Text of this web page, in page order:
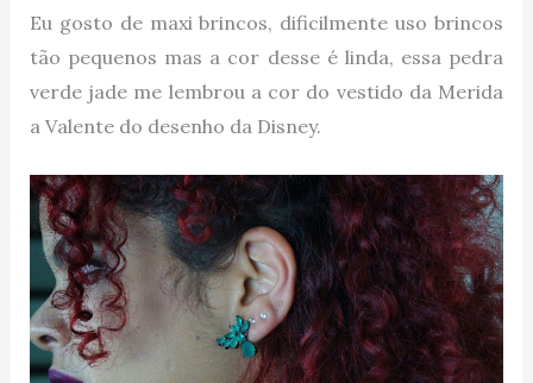
Eu gosto de maxi brincos, dificilmente uso brincos
tão pequenos mas a cor desse é linda, essa pedra
verde jade me lembrou a cor do vestido da Merida
a Valente do desenho da Disney.